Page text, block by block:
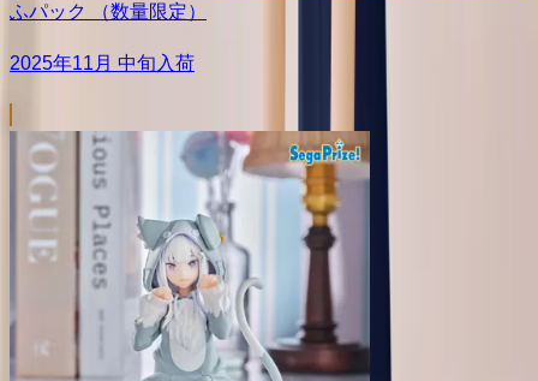
ふパック （数量限定）
2025年11月 中旬入荷